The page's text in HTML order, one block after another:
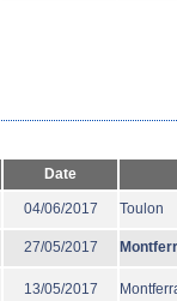
Date
04/06/2017 Toulon
27/05/2017
13/05/2017